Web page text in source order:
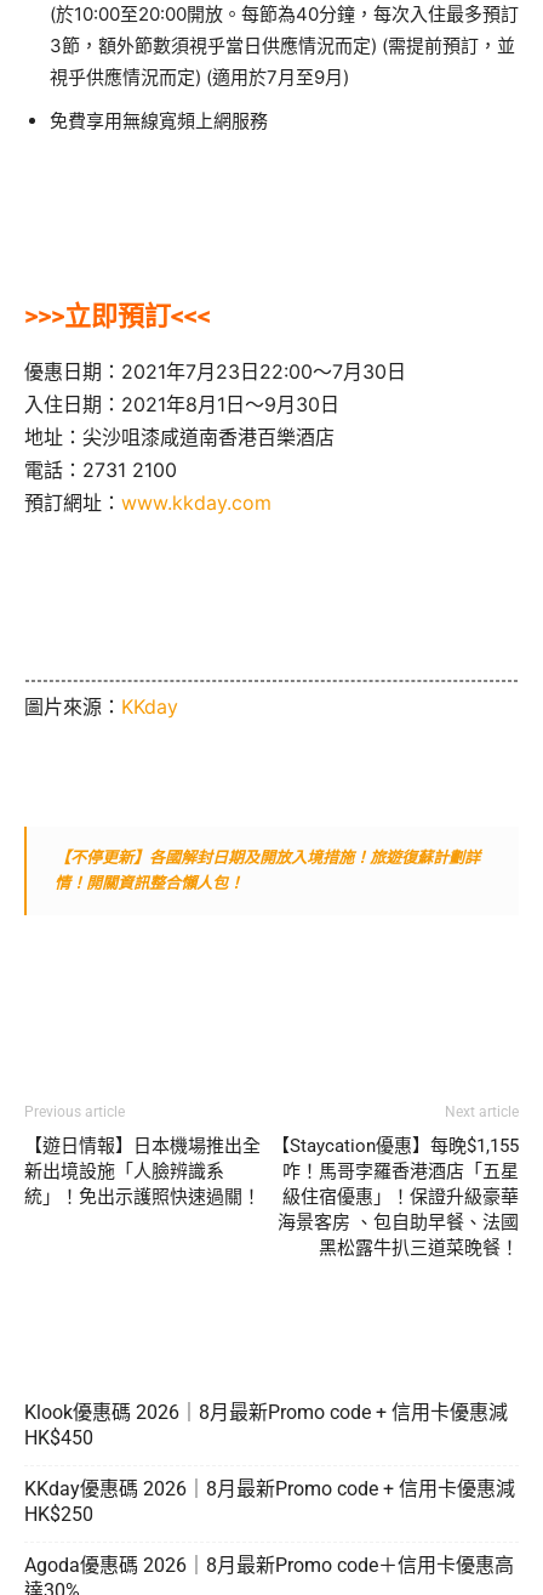
(於10:00至20:00開放。每節為40分鐘，每次入住最多預訂
3節，額外節數須視乎當日供應情況而定) (需提前預訂，並
視乎供應情況而定) (適用於7月至9月)
免費享用無線寬頻上網服務
>>>立即預訂<<<
優惠日期：2021年7月23日22:00～7月30日
入住日期：2021年8月1日～9月30日
地址：尖沙咀漆咸道南香港百樂酒店
電話：2731 2100
預訂網址： www.kkday.com
圖片來源： KKday
【不停更新】各國解封日期及開放入境措施！旅遊復蘇計劃詳
情！開關資訊整合懶人包！
Previous article
【遊日情報】日本機場推出全
新出境設施「人臉辨識系
統」！免出示護照快速過關！
Next article
【Staycation優惠】每晚$1,155
咋！馬哥孛羅香港酒店「五星
級住宿優惠」！保證升級豪華
海景客房 、包自助早餐、法國
黑松露牛扒三道菜晚餐！
Klook優惠碼 2026｜8月最新Promo code + 信用卡優惠減
HK$450
KKday優惠碼 2026｜8月最新Promo code + 信用卡優惠減
HK$250
Agoda優惠碼 2026｜8月最新Promo code＋信用卡優惠高